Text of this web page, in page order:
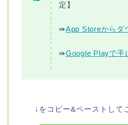
定】
⇛App Storeからダ
⇛Google Playで手
↓をコピー&ペーストして